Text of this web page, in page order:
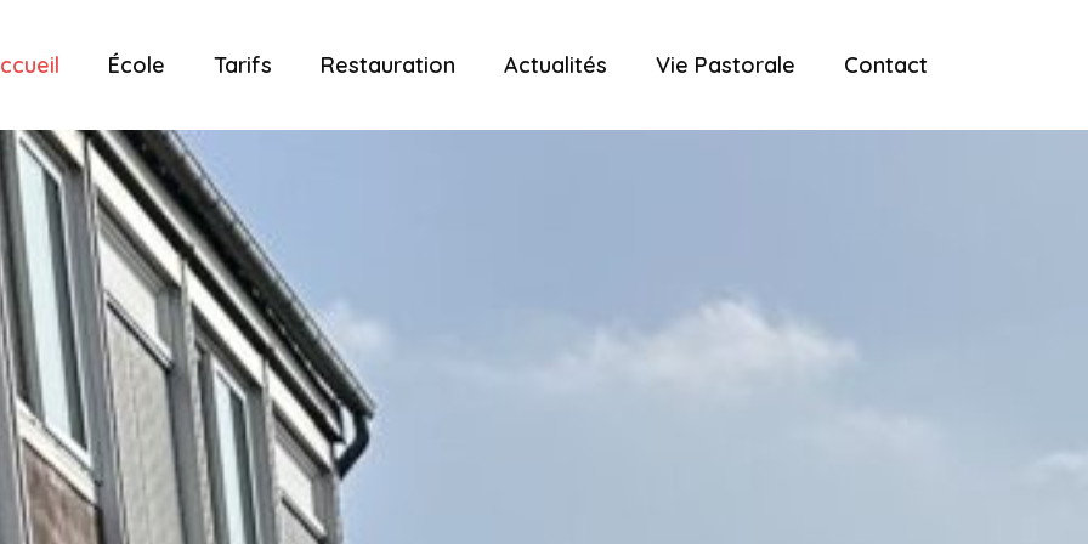
École Tarifs Restauration Actualités Vie Pastorale Contact